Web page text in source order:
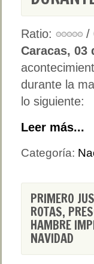
Ratio:
/
Caracas, 03
durante la
lo siguiente:
Leer más...
Categoría:
PRIMERO
ROTAS,
HAMBRE
NAVIDAD